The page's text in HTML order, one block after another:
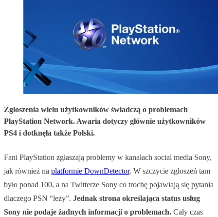
Zgłoszenia wielu użytkowników świadczą o problemach
PlayStation Network. Awaria dotyczy głównie użytkowników
PS4 i dotknęła także Polski.
Fani PlayStation zgłaszają problemy w kanałach social media Sony,
jak również na platformie DownDetector. W szczycie zgłoszeń tam
było ponad 100, a na Twitterze Sony co trochę pojawiają się pytania
dlaczego PSN “leży”. Jednak strona określająca status usług
Sony nie podaje żadnych informacji o problemach. Cały czas